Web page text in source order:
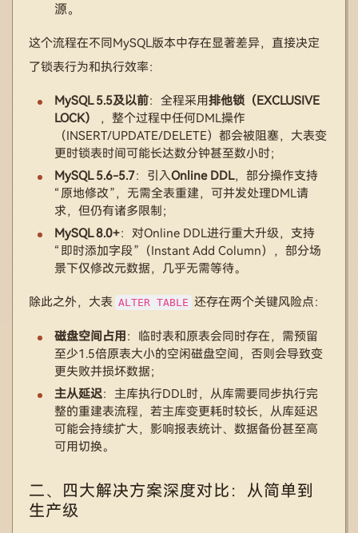
源。
这个流程在不同MySQL版本中存在显著差异，直接决定
了锁表行为和执行效率：
MySQL 5.5及以前：全程采用排他锁（EXCLUSIVE
LOCK）
，整个过程中任何DML操作
（INSERT/UPDATE/DELETE）都会被阻塞，大表变
更时锁表时间可能长达数分钟甚至数小时；
MySQL 5.6-5.7：引入Online DDL，部分操作支持
“原地修改”，无需全表重建，可并发处理DML请
求，但仍有诸多限制；
MySQL 8.0+：对Online DDL进行重大升级，支持
“即时添加字段”（Instant Add Column），部分场
景下仅修改元数据，几乎无需等待。
除此之外，大表 ALTER TABLE 还存在两个关键风险点：
磁盘空间占用 ：临时表和原表会同时存在，需预留
至少1.5倍原表大小的空闲磁盘空间，否则会导致变
更失败并损坏数据；
主从延迟：主库执行DDL时，从库需要同步执行完
整的重建表流程，若主库变更耗时较长，从库延迟
可能会持续扩大，影响报表统计、数据备份甚至高
可用切换。
二、四大解决方案深度对比：从简单到
生产级